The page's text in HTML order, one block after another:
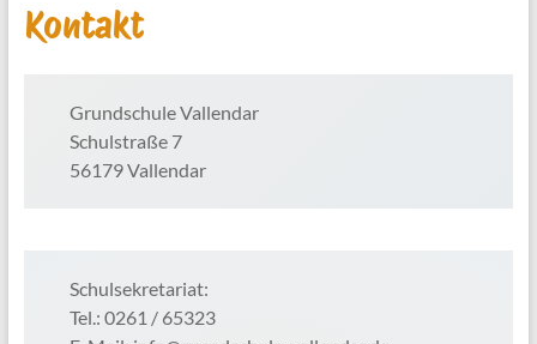
Kontakt
Grundschule Vallendar
Schulstraße 7
56179 Vallendar
Schulsekretariat:
Tel.: 0261 / 65323